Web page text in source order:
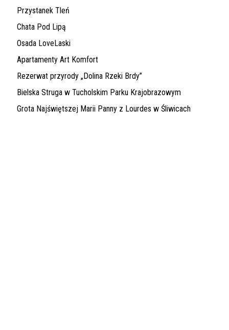
Przystanek Tleń
Chata Pod Lipą
Osada LoveLaski
Apartamenty Art Komfort
Rezerwat przyrody „Dolina Rzeki Brdy”
Bielska Struga w Tucholskim Parku Krajobrazowym
Grota Najświętszej Marii Panny z Lourdes w Śliwicach